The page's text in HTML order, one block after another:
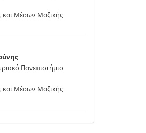
και Μέσων Μαζικής
Πανεπιστήμιο
και Μέσων Μαζικής